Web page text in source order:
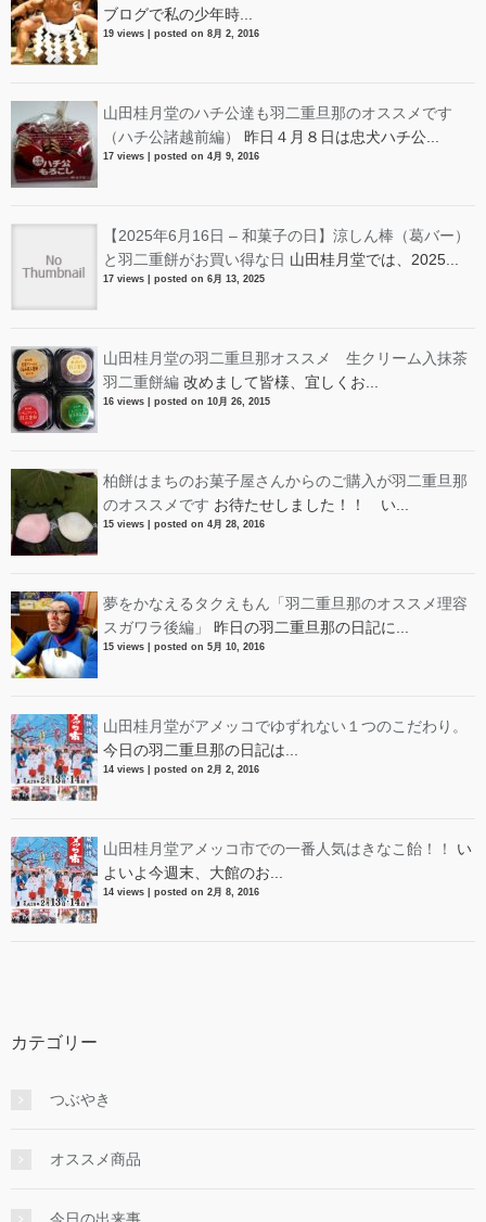
ブログで私の少年時...
19 views posted on 8月 2, 2016
山田桂月堂のハチ公達も羽二重旦那のオススメです
（ハチ公諸越前編）
昨日４月８日は忠犬ハチ公...
17 views posted on 4月 9, 2016
【2025年6月16日 – 和菓子の日】涼しん棒（葛バー）
と羽二重餅がお買い得な日 山田桂月堂では、2025...
17 views posted on 6月 13, 2025
山田桂月堂の羽二重旦那オススメ 生クリーム入抹茶
羽二重餅編 改めまして皆様、宜しくお...
16 views posted on 10月 26, 2015
柏餅はまちのお菓子屋さんからのご購入が羽二重旦那
のオススメです お待たせしました！！ い...
15 views posted on 4月 28, 2016
夢をかなえるタクえもん「羽二重旦那のオススメ理容
スガワラ後編」
昨日の羽二重旦那の日記に...
15 views posted on 5月 10, 2016
山田桂月堂がアメッコでゆずれない１つのこだわり。
今日の羽二重旦那の日記は...
14 views posted on 2月 2, 2016
山田桂月堂アメッコ市での一番人気はきなこ飴！！
い
よいよ今週末、大館のお...
14 views posted on 2月 8, 2016
カテゴリー
つぶやき
オススメ商品